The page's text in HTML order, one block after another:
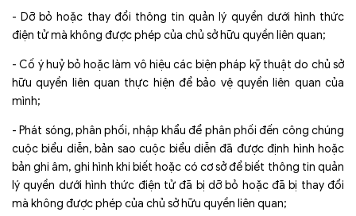
- Dỡ bỏ hoặc thay đổi thông tin quản lý quyền dưới hình thức
điện tử mà không được phép của chủ sở hữu quyền liên quan;
- Cố ý huỷ bỏ hoặc làm vô hiệu các biện pháp kỹ thuật do chủ sở
hữu quyền liên quan thực hiện để bảo vệ quyền liên quan của
mình;
- Phát sóng, phân phối, nhập khẩu để phân phối đến công chúng
cuộc biểu diễn, bản sao cuộc biểu diễn đã được định hình hoặc
bản ghi âm, ghi hình khi biết hoặc có cơ sở để biết thông tin quản
lý quyền dưới hình thức điện tử đã bị dỡ bỏ hoặc đã bị thay đổi
mà không được phép của chủ sở hữu quyền liên quan;